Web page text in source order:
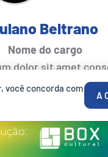
você concorda com
Beltrano
Nome do cargo
dolor sit amet
elit dolor